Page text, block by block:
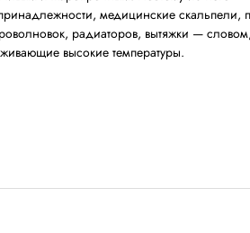
медицинские скальпели,
радиаторов, вытяжки —
высокие температуры.